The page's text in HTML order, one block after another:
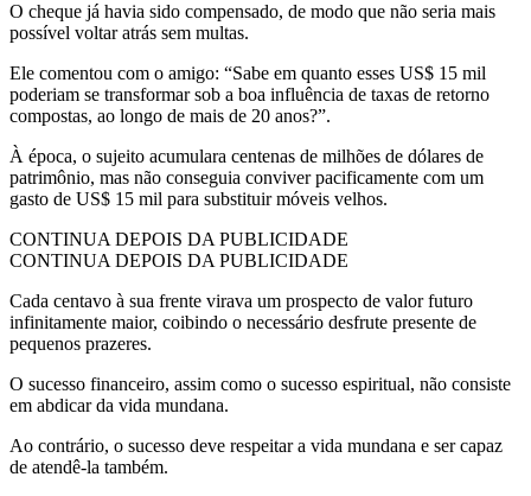
O cheque já havia sido compensado, de modo que não seria mais
possível voltar atrás sem multas.
Ele comentou com o amigo: “Sabe em quanto esses US$ 15 mil
poderiam se transformar sob a boa influência de taxas de retorno
compostas, ao longo de mais de 20 anos?”.
À época, o sujeito acumulara centenas de milhões de dólares de
patrimônio, mas não conseguia conviver pacificamente com um
gasto de US$ 15 mil para substituir móveis velhos.
CONTINUA DEPOIS DA PUBLICIDADE
CONTINUA DEPOIS DA PUBLICIDADE
Cada centavo à sua frente virava um prospecto de valor futuro
infinitamente maior, coibindo o necessário desfrute presente de
pequenos prazeres.
O sucesso financeiro, assim como o sucesso espiritual, não consiste
em abdicar da vida mundana.
Ao contrário, o sucesso deve respeitar a vida mundana e ser capaz
de atendê-la também.